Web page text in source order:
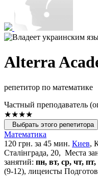
Alterra
репетитор по математике
Частный преподаватель
★★★★
Выбрать этого репетитора
Математика
120 грн. за 45 мин. Киев,
Сталінграда, 20, Места
занятий: пн, вт, ср, чт, пт,
(9-12), лицеисты